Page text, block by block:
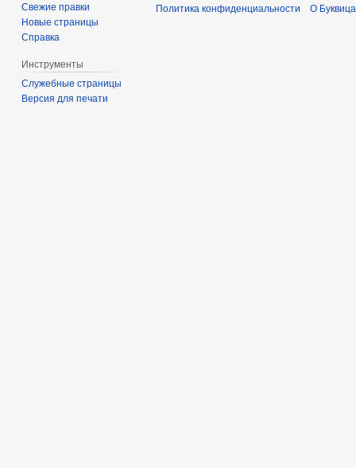
Свежие правки
Новые страницы
Справка
Инструменты
Служебные страницы
Версия для печати
Политика конфиденциальности О Буквица